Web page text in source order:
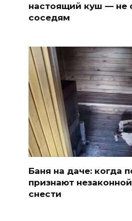
настоящий куш — не
соседям
Баня на даче: когда
признают
снести